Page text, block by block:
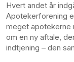
Hvert andet år
Apotekerforening
meget apotekerne
om en ny aftale,
indtjening – den